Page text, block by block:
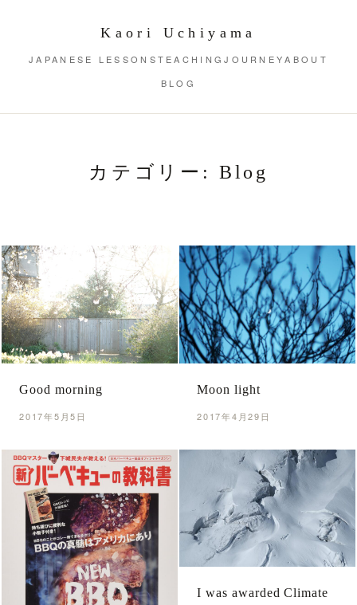
Kaori Uchiyama
JAPANESE LESSONSTEACHINGJOURNEYABOUT
BLOG
カテゴリー: Blog
Good morning
2017年5月5日
Moon light
2017年4月29日
I was awarded Climate